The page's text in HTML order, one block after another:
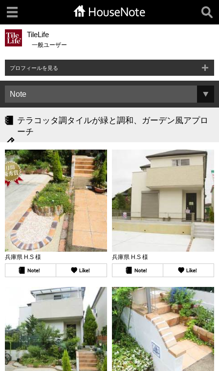
TileLife
一般ユーザー
プロフィールを見る
テラコッタ調タイルが緑と調和、ガーデン風アプロ
ーチ
兵庫県 H.S 様 兵庫県 H.S 様